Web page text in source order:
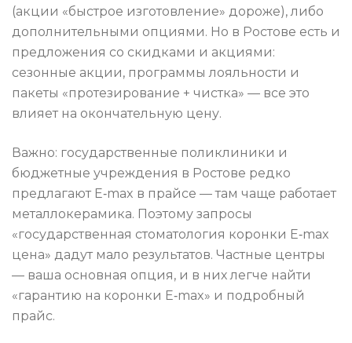
(акции «быстрое изготовление» дороже), либо
дополнительными опциями. Но в Ростове есть и
предложения со скидками и акциями:
сезонные акции, программы лояльности и
пакеты «протезирование + чистка» — все это
влияет на окончательную цену.
Важно: государственные поликлиники и
бюджетные учреждения в Ростове редко
предлагают E‑max в прайсе — там чаще работает
металлокерамика. Поэтому запросы
«государственная стоматология коронки E‑max
цена» дадут мало результатов. Частные центры
— ваша основная опция, и в них легче найти
«гарантию на коронки E‑max» и подробный
прайс.